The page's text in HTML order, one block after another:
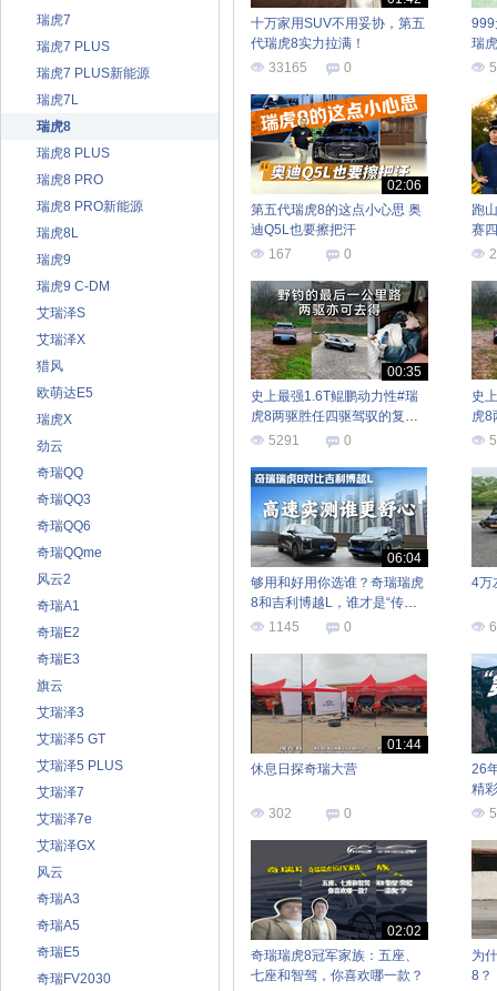
瑞虎7
瑞虎7 PLUS
瑞虎7 PLUS新能源
瑞虎7L
瑞虎8
瑞虎8 PLUS
瑞虎8 PRO
瑞虎8 PRO新能源
瑞虎8L
瑞虎9
瑞虎9 C-DM
艾瑞泽S
艾瑞泽X
猎风
欧萌达E5
瑞虎X
劲云
奇瑞QQ
奇瑞QQ3
奇瑞QQ6
奇瑞QQme
风云2
奇瑞A1
奇瑞E2
奇瑞E3
旗云
艾瑞泽3
艾瑞泽5 GT
艾瑞泽5 PLUS
艾瑞泽7
艾瑞泽7e
艾瑞泽GX
风云
奇瑞A3
奇瑞A5
奇瑞E5
奇瑞FV2030
十万家用SUV不用妥协，第五
代瑞虎8实力拉满！
33165
0
999
瑞
02:06
第五代瑞虎8的这点小心思 奥
迪Q5L也要擦把汗
167
0
跑
赛
8 /
00:35
史上最强1.6T鲲鹏动力性#瑞
虎8两驱胜任四驱驾驭的复杂
场景5291 0
史
虎8
场景
06:04
够用和好用你选谁？奇瑞瑞虎
8和吉利博越L，谁才是“传家
宝” 1145 0
4万
01:44
休息日探奇瑞大营
302 0
26
精
02:02
奇瑞瑞虎8冠军家族：五座、
七座和智驾，你喜欢哪一款？
为
8？